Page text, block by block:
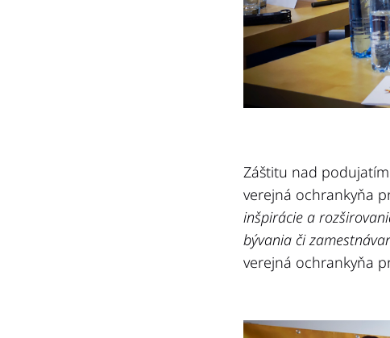
Záštitu nad
verejná ochrankyňa
inšpirácie a
bývania či
verejná ochrankyňa